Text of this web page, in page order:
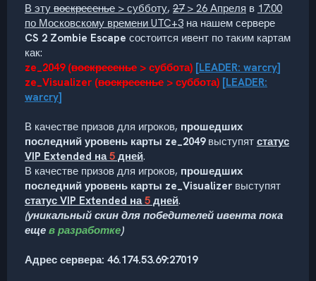
В эту воскресенье > субботу, 27> 26 Апреля в 17:00
по Московскому времени UTC+3 на нашем сервере
CS 2 Zombie Escape состоится ивент по таким картам
как:
ze_2049 (воскресенье > суббота) [LEADER: warcry]
ze_Visualizer (воскресенье > суббота) [LEADER:
warcry]
В качестве призов для игроков, прошедших
последний уровень карты ze_2049 выступят статус
VIP Extended на5 дней.
В качестве призов для игроков, прошедших
последний уровень карты ze_Visualizer выступят
статус VIP Extended на5 дней.
(уникальный скин для победителей ивента пока
еще в разработке)
Адрес сервера: 46.174.53.69:27019